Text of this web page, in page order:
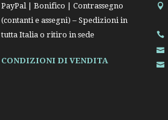
PayPal | Bonifico | Contrassegno
(contanti e assegni) – Spedizioni in
tutta Italia o ritiro in sede
CONDIZIONI DI VENDITA